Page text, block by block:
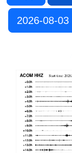
2026-08-03